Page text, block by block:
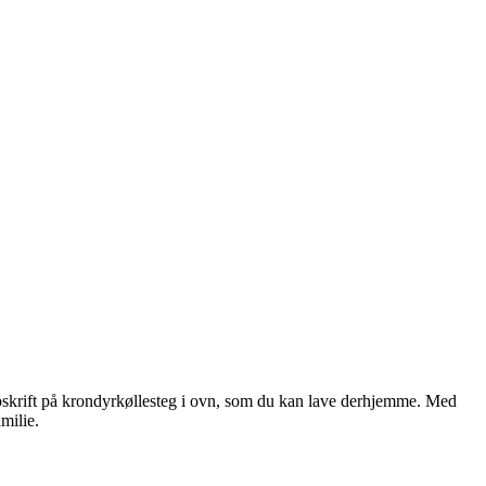
på krondyrkøllesteg i ovn, som du kan lave derhjemme. Med